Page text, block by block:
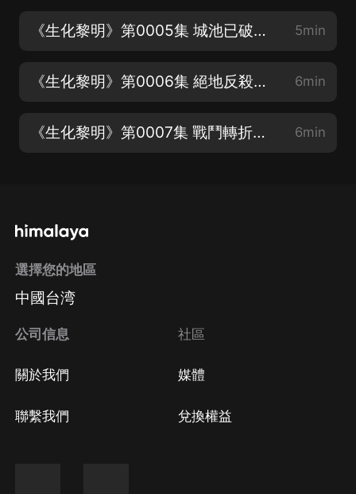
《生化黎明》第0005集 城池已破【求訂閱】 5min
《生化黎明》第0006集 絕地反殺【求月票】 6min
《生化黎明》第0007集 戰鬥轉折【求月票】 6min
選擇您的地區
中國台湾
公司信息
關於我們
聯繫我們
社區
媒體
兌換權益